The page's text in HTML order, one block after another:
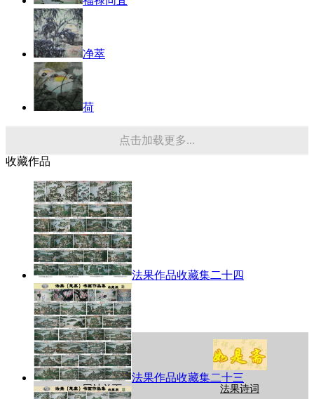
净萃
荷
点击加载更多...
收藏作品
法果作品收藏集二十四
法果作品收藏集二十三
网站首页 法果诗词